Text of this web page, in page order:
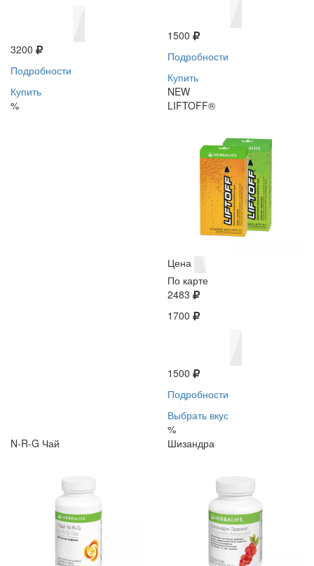
3200
Подробности
Купить
%
1500
Подробности
Купить
NEW
LIFTOFF®
Цена
По карте
2483
1700
1500
Подробности
Выбрать вкус
%
N-R-G Чай
Шизандра